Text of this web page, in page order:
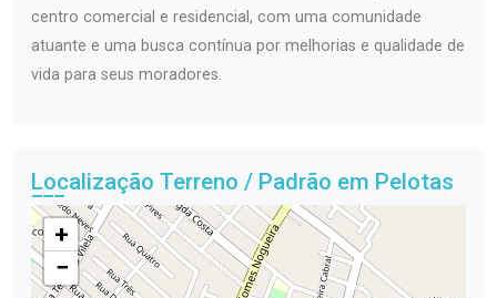
centro comercial e residencial, com uma comunidade
atuante e uma busca contínua por melhorias e qualidade de
vida para seus moradores.
Localização Terreno / Padrão em Pelotas
+
−